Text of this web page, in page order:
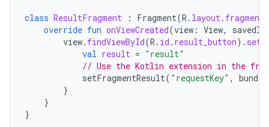
class ResultFragment : Fragment(R . layout.
override fun onViewCreated(view : View,
view. findViewById(R . id . result_button).
val result = "result"
// Use the Kotlin extension in the
setFragmentResult( "requestKey" ,
}
}
}